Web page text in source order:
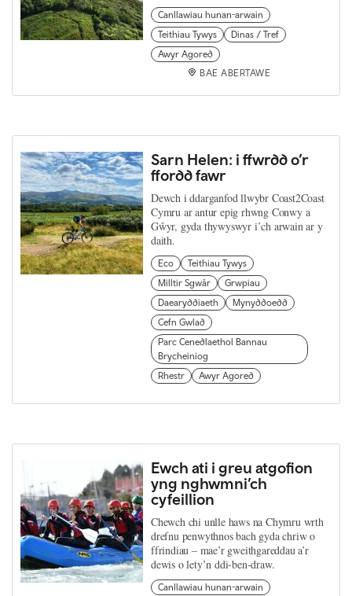
Canllawiau hunan-arwain
Teithiau Tywys
Dinas / Tref
Awyr Agored
BAE ABERTAWE
Sarn Helen: i ffwrdd o’r
ffordd fawr
Dewch i ddarganfod llwybr Coast2Coast
Cymru ar antur epig rhwng Conwy a
Gŵyr, gyda thywyswyr i’ch arwain ar y
daith.
Eco
Teithiau Tywys
Milltir Sgwâr
Grwpiau
Daearyddiaeth
Mynyddoedd
Cefn Gwlad
Parc Cenedlaethol Bannau
Brycheiniog
Rhestr
Awyr Agored
Ewch ati i greu atgofion
yng nghwmni’ch
cyfeillion
Chewch chi unlle haws na Chymru wrth
drefnu penwythnos bach gyda chriw o
ffrindiau – mae’r gweithgareddau a’r
dewis o lety’n ddi-ben-draw.
Canllawiau hunan-arwain